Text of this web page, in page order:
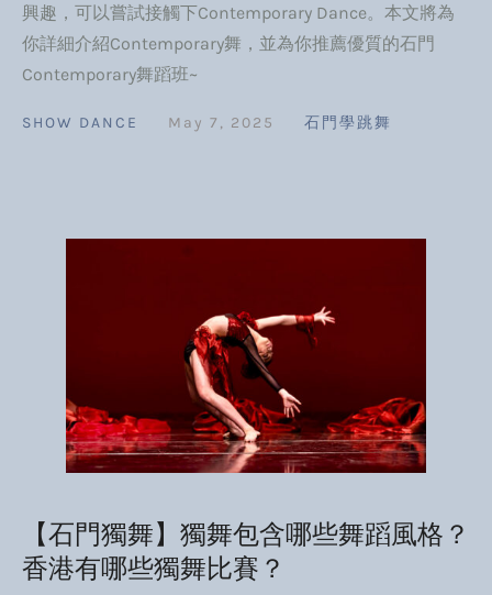
興趣，可以嘗試接觸下Contemporary Dance。本文將為
你詳細介紹Contemporary舞，並為你推薦優質的石門
Contemporary舞蹈班~
SHOW DANCE May 7, 2025 石門學跳舞
【石門獨舞】獨舞包含哪些舞蹈風格？
香港有哪些獨舞比賽？